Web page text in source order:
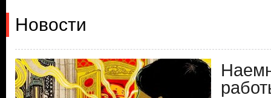
Новости